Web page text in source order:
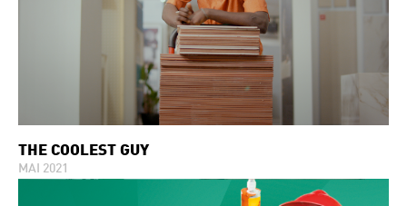
THE COOLEST GUY
MAI 2021